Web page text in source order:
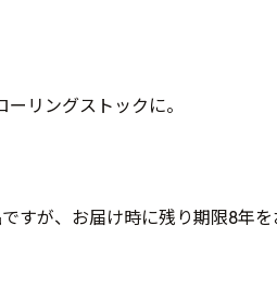
リングストックに。
すが、お届け時に残り期限8年を